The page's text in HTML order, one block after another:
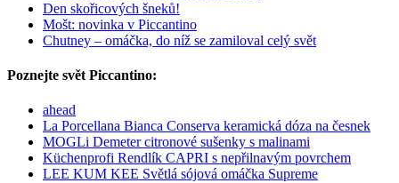
Den skořicových šneků!
Mošt: novinka v Piccantino
Chutney – omáčka, do níž se zamiloval celý svět
Poznejte svět Piccantino:
ahead
La Porcellana Bianca Conserva keramická dóza na česnek
MOGLi Demeter citronové sušenky s malinami
Küchenprofi Rendlík CAPRI s nepřilnavým povrchem
LEE KUM KEE Světlá sójová omáčka Supreme